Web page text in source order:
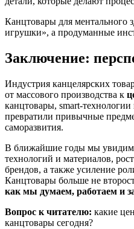
Канцтовары для ментального
игрушки», а продуманные
Заключение:
Индустрия канцелярских
от массового производства к
канцтовары, smart-
превратили привычные
саморазвития.
В ближайшие годы мы увидим
технологий и материалов,
брендов, а также усиление
Канцтовары больше не
как мы думаем, работаем и
Вопрос к читателю: какие
канцтовары сегодня?